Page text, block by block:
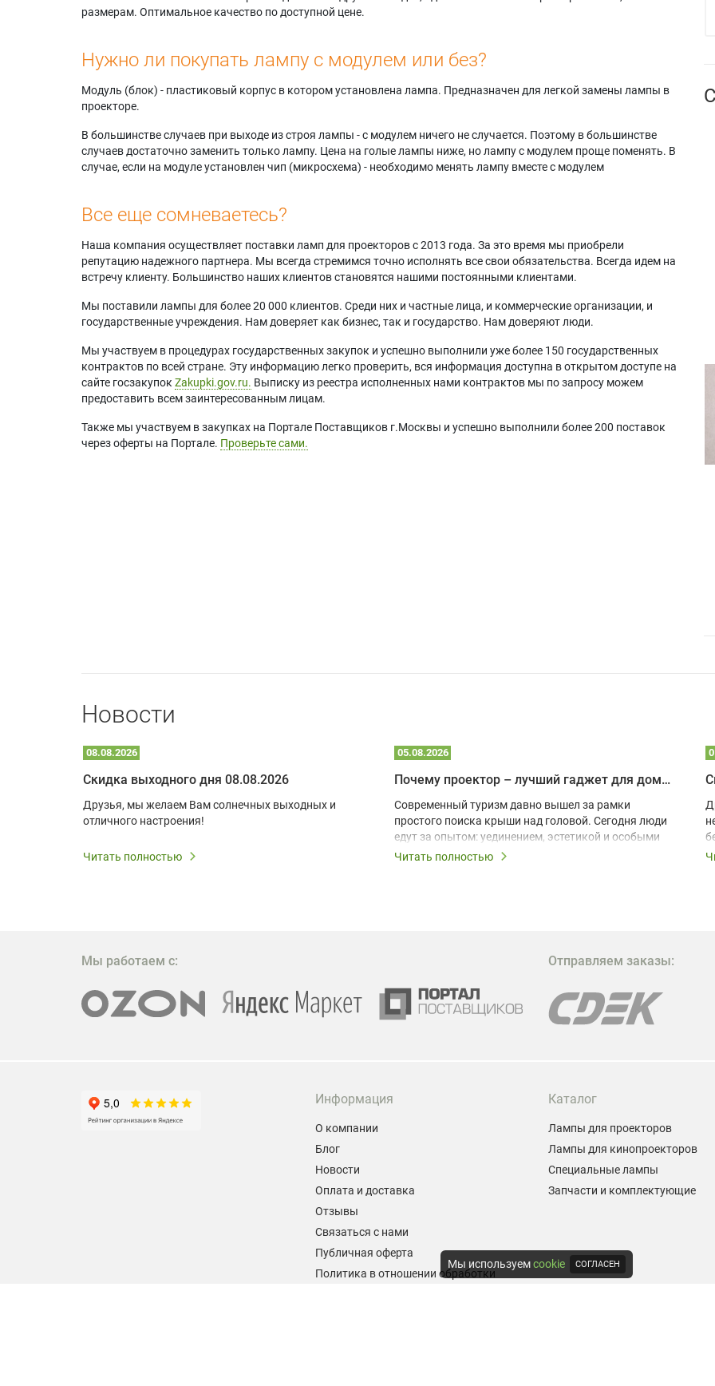
размерам. Оптимальное качество по доступной цене.
Нужно ли покупать лампу с модулем или без?
Модуль (блок) - пластиковый корпус в котором установлена лампа. Предназначен для легкой замены лампы в
проекторе.
В большинстве случаев при выходе из строя лампы - с модулем ничего не случается. Поэтому в большинстве
случаев достаточно заменить только лампу. Цена на голые лампы ниже, но лампу с модулем проще поменять. В
случае, если на модуле установлен чип (микросхема) - необходимо менять лампу вместе с модулем
Все еще сомневаетесь?
Наша компания осуществляет поставки ламп для проекторов с 2013 года. За это время мы приобрели
репутацию надежного партнера. Мы всегда стремимся точно исполнять все свои обязательства. Всегда идем на
встречу клиенту. Большинство наших клиентов становятся нашими постоянными клиентами.
Мы поставили лампы для более 20 000 клиентов. Среди них и частные лица, и коммерческие организации, и
государственные учреждения. Нам доверяет как бизнес, так и государство. Нам доверяют люди.
Мы участвуем в процедурах государственных закупок и успешно выполнили уже более 150 государственных
контрактов по всей стране. Эту информацию легко проверить, вся информация доступна в открытом доступе на
сайте госзакупок Zakupki.gov.ru. Выписку из реестра исполненных нами контрактов мы по запросу можем
предоставить всем заинтересованным лицам.
Также мы участвуем в закупках на Портале Поставщиков г.Москвы и успешно выполнили более 200 поставок
через оферты на Портале. Проверьте сами.
Новости
08.08.2026
Скидка выходного дня 08.08.2026
Друзья, мы желаем Вам солнечных выходных и
отличного настроения!
Читать полностью
05.08.2026
Почему проектор – лучший гаджет для домика в глэмпинге
Современный туризм давно вышел за рамки
простого поиска крыши над головой. Сегодня люди
едут за опытом: уединением, эстетикой и особыми
ощущениями. Владельцы A-frame домов,
эффективных и бюджетных способов стать
проектора.
Читать полностью
Мы работаем с: Отправляем заказы:
Информация
О компании
Блог
Новости
Оплата и доставка
Отзывы
Связаться с нами
Публичная оферта
Политика в отношении обработки
Каталог
Лампы для проекторов
Лампы для кинопроекторов
Специальные лампы
Запчасти и комплектующие
Мы используемcookie СОГЛАСЕН